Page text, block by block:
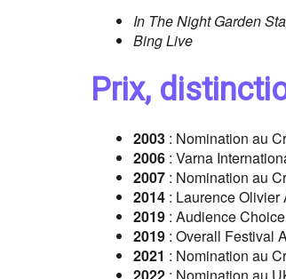
In The Night Garden
Bing Live
Prix,
2003 : Nomination au
2006 : Varna
2007 : Nomination au
2014 : Laurence
2019 : Audience
2019 : Overall Festival
2021 : Nomination au
2022 : Nomination au